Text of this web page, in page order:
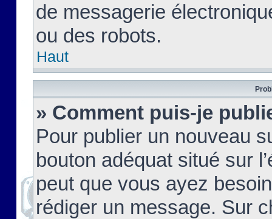
de messagerie
ou des robots.
Haut
» Comment puis-je
Pour publier un nouveau
bouton adéquat situé sur
peut que vous ayez
rédiger un message. Sur